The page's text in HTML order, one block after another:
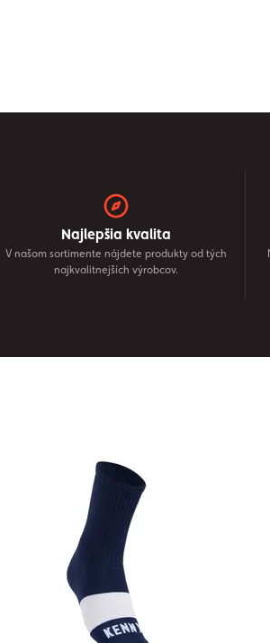
Najlepšia kvalita
V našom sortimente nájdete produkty od tých
najkvalitnejších výrobcov.